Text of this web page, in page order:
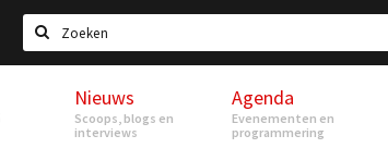
Zoeken
Nieuws
Scoops, blogs en
interviews
Agenda
Evenementen en
programmering